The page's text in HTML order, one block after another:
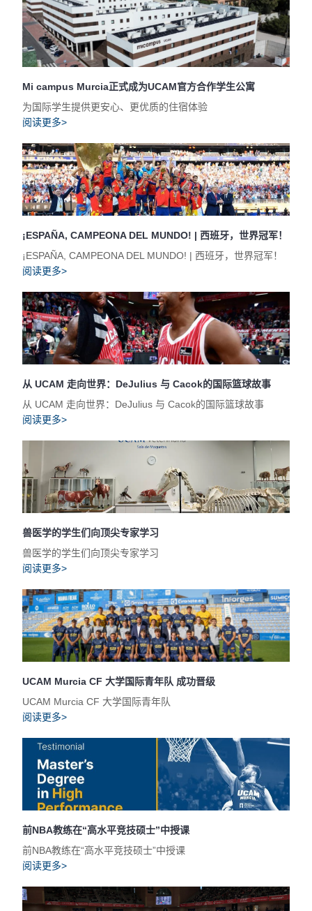
Mi campus Murcia正式成为UCAM官方合作学生公寓
为国际学生提供更安心、更优质的住宿体验
阅读更多>
¡ESPAÑA, CAMPEONA DEL MUNDO! | 西班牙，世界冠军！
¡ESPAÑA, CAMPEONA DEL MUNDO! | 西班牙，世界冠军！
阅读更多>
从 UCAM 走向世界：DeJulius 与 Cacok的国际篮球故事
从 UCAM 走向世界：DeJulius 与 Cacok的国际篮球故事
阅读更多>
兽医学的学生们向顶尖专家学习
兽医学的学生们向顶尖专家学习
阅读更多>
UCAM Murcia CF 大学国际青年队 成功晋级
UCAM Murcia CF 大学国际青年队
阅读更多>
前NBA教练在“高水平竞技硕士”中授课
前NBA教练在“高水平竞技硕士”中授课
阅读更多>